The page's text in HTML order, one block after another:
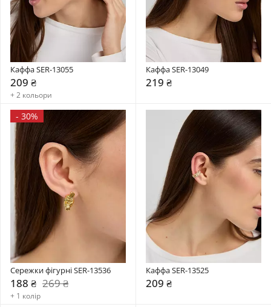
Каффа SER-13055
209 ₴
+ 2 кольори
Каффа SER-13049
219 ₴
- 30%
Сережки фігурні SER-13536
188 ₴ 269 ₴
+ 1 колір
Каффа SER-13525
209 ₴